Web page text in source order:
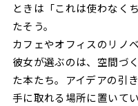
ときは「これは使わなく
たそう。
カフェやオフィスのリノ
彼女が選ぶのは、空間づ
た本たち。アイデアの引
手に取れる場所に置いて